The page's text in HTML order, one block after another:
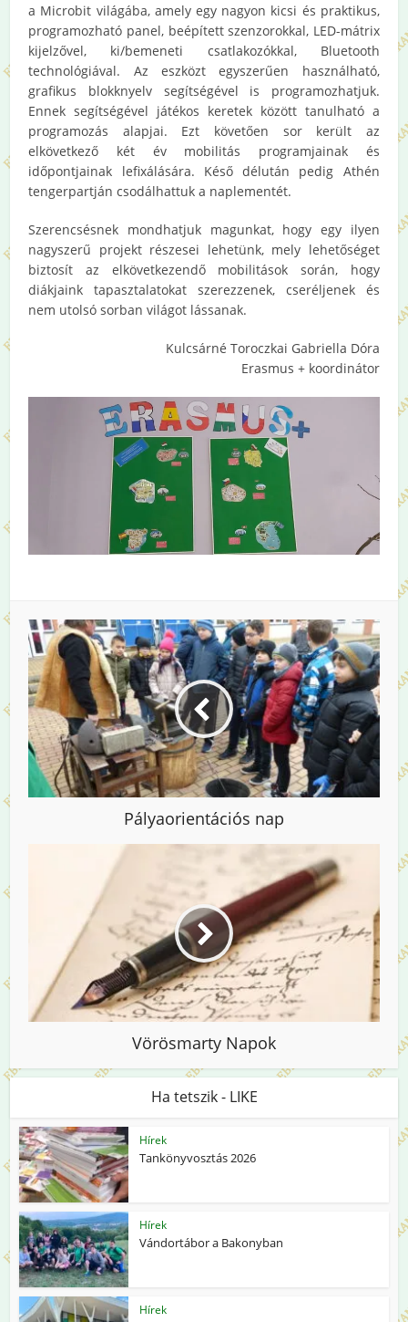
a Microbit világába, amely egy nagyon kicsi és praktikus,
programozható panel, beépített szenzorokkal, LED-mátrix
kijelzővel, ki/bemeneti csatlakozókkal, Bluetooth
technológiával. Az eszközt egyszerűen használható,
grafikus blokknyelv segítségével is programozhatjuk.
Ennek segítségével játékos keretek között tanulható a
programozás alapjai. Ezt követően sor került az
elkövetkező két év mobilitás programjainak és
időpontjainak lefixálására. Késő délután pedig Athén
tengerpartján csodálhattuk a naplementét.
Szerencsésnek mondhatjuk magunkat, hogy egy ilyen
nagyszerű projekt részesei lehetünk, mely lehetőséget
biztosít az elkövetkezendő mobilitások során, hogy
diákjaink tapasztalatokat szerezzenek, cseréljenek és
nem utolsó sorban világot lássanak.
Kulcsárné Toroczkai Gabriella Dóra
Erasmus + koordinátor
Pályaorientációs nap
Vörösmarty Napok
Ha tetszik - LIKE
Hírek
Tankönyvosztás 2026
Hírek
Vándortábor a Bakonyban
Hírek